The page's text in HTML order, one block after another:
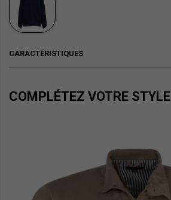
CARACTÉRISTIQUES
COMPLÉTEZ VOTRE STYLE